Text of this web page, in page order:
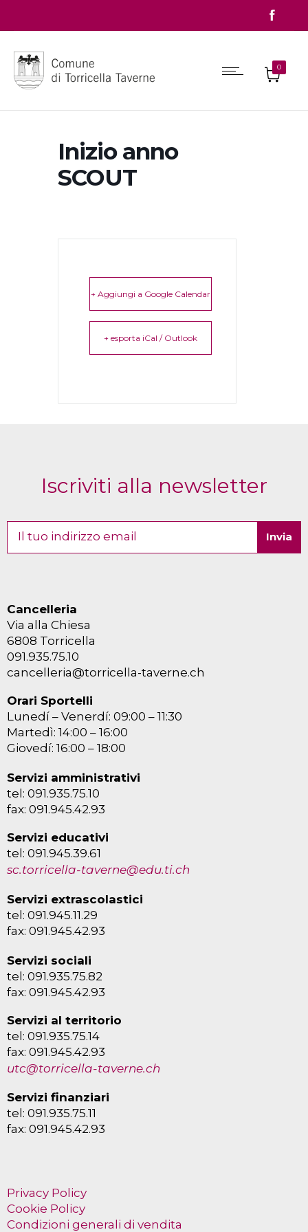
0
Inizio anno
SCOUT
+ Aggiungi a Google Calendar
+ esporta iCal / Outlook
Iscriviti alla newsletter
Cancelleria
Via alla Chiesa
6808 Torricella
091.935.75.10
cancelleria@torricella-taverne.ch
Orari Sportelli
Lunedí – Venerdí: 09:00 – 11:30
Martedì: 14:00 – 16:00
Giovedí: 16:00 – 18:00
Servizi amministrativi
tel: 091.935.75.10
fax: 091.945.42.93
Servizi educativi
tel: 091.945.39.61
sc.torricella-taverne@edu.ti.ch
Servizi extrascolastici
tel: 091.945.11.29
fax: 091.945.42.93
Servizi sociali
tel: 091.935.75.82
fax: 091.945.42.93
Servizi al territorio
tel: 091.935.75.14
fax: 091.945.42.93
utc@torricella-taverne.ch
Servizi finanziari
tel: 091.935.75.11
fax: 091.945.42.93
Privacy Policy
Cookie Policy
Condizioni generali di vendita